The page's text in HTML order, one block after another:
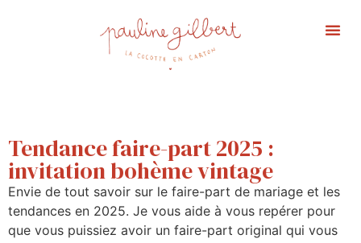
Tendance faire-part 2025 :
invitation bohème vintage
Envie de tout savoir sur le faire-part de mariage et les
tendances en 2025. Je vous aide à vous repérer pour
que vous puissiez avoir un faire-part original qui vous